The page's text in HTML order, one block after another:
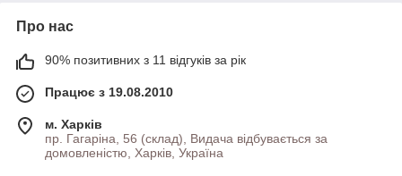
Про нас
90% позитивних з 11 відгуків за рік
Працює з 19.08.2010
м. Харків
пр. Гагаріна, 56 (склад), Видача відбувається за
домовленістю, Харків, Україна